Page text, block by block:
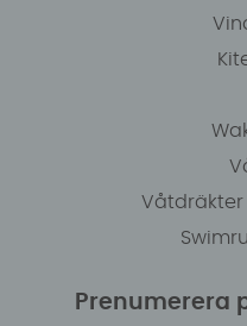
Prenumerera